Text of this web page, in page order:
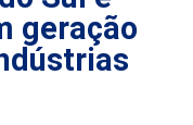
geração